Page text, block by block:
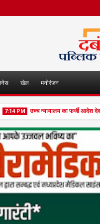
खेल मनोरंजन
उच्च न्यायालय का फर्जी आदेश देकर